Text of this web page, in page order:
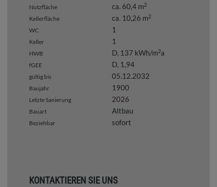
Nutzfläche ca. 60,4 m2
Kellerfläche ca. 10,26 m2
WC 1
Keller 1
HWB D, 137 kWh/m2a
fGEE D, 1,94
gültig bis 05.12.2032
Baujahr 1900
Letzte Sanierung 2026
Bauart Altbau
Beziehbar sofort
KONTAKTIEREN SIE UNS